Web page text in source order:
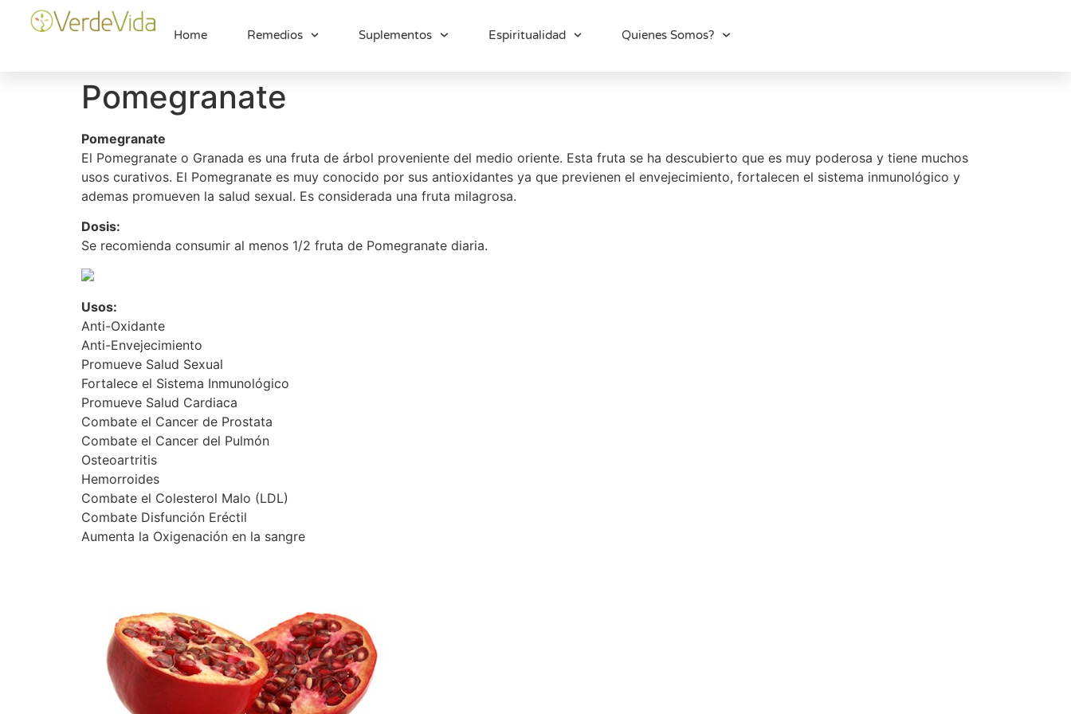
Home Remedios Suplementos Espiritualidad Quienes Somos?
Pomegranate
Pomegranate
El Pomegranate o Granada es una fruta de árbol proveniente del medio oriente. Esta fruta se ha descubierto que es muy poderosa y tiene muchos
usos curativos. El Pomegranate es muy conocido por sus antioxidantes ya que previenen el envejecimiento, fortalecen el sistema inmunológico y
ademas promueven la salud sexual. Es considerada una fruta milagrosa.
Dosis:
Se recomienda consumir al menos 1/2 fruta de Pomegranate diaria.
Usos:
Anti-Oxidante
Anti-Envejecimiento
Promueve Salud Sexual
Fortalece el Sistema Inmunológico
Promueve Salud Cardiaca
Combate el Cancer de Prostata
Combate el Cancer del Pulmón
Osteoartritis
Hemorroides
Combate el Colesterol Malo (LDL)
Combate Disfunción Eréctil
Aumenta la Oxigenación en la sangre